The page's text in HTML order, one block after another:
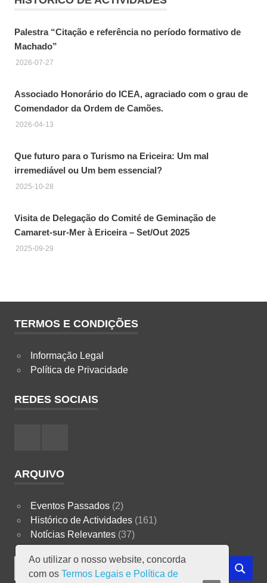
Palestra “Citação e referência no período formativo de
Machado”
2026-07-27
Associado Honorário do ICEA, agraciado com o grau de
Comendador da Ordem de Camões.
2026-04-13
Que futuro para o Turismo na Ericeira: Um mal
irremediável ou Um bem essencial?
2025-10-28
Visita de Delegação do Comité de Geminação de
Camaret-sur-Mer à Ericeira – Set/Out 2025
2025-09-29
TERMOS E CONDIÇÕES
Informação Legal
Política de Privacidade
REDES SOCIAIS
ARQUIVO
Eventos Passados(2)
Histórico de Actividades(161)
Notícias Relevantes(37)
Search
SEARCH
Ao utilizar o nosso website, concorda
com os Termos Legais e Política de